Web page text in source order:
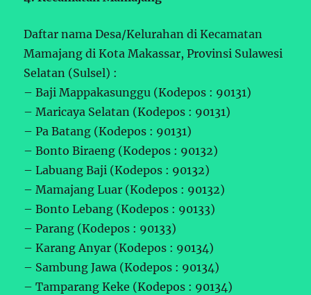
Daftar nama Desa/Kelurahan di Kecamatan
Mamajang di Kota Makassar, Provinsi Sulawesi
Selatan (Sulsel) :
– Baji Mappakasunggu (Kodepos : 90131)
– Maricaya Selatan (Kodepos : 90131)
– Pa Batang (Kodepos : 90131)
– Bonto Biraeng (Kodepos : 90132)
– Labuang Baji (Kodepos : 90132)
– Mamajang Luar (Kodepos : 90132)
– Bonto Lebang (Kodepos : 90133)
– Parang (Kodepos : 90133)
– Karang Anyar (Kodepos : 90134)
– Sambung Jawa (Kodepos : 90134)
– Tamparang Keke (Kodepos : 90134)